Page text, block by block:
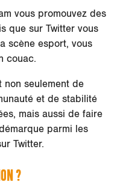
vous promouvez des
que sur Twitter vous
scène esport, vous
couac.
non seulement de
et de stabilité
mais aussi de faire
parmi les
Twitter.
?